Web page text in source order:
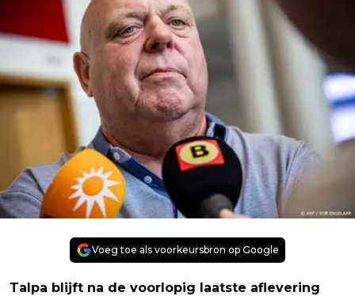
Voeg toe als voorkeursbron op Google
Talpa blijft na de voorlopig laatste aflevering